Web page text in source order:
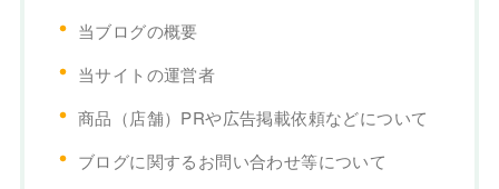
当ブログの概要
当サイトの運営者
商品（店舗）PRや広告掲載依頼などについて
ブログに関するお問い合わせ等について